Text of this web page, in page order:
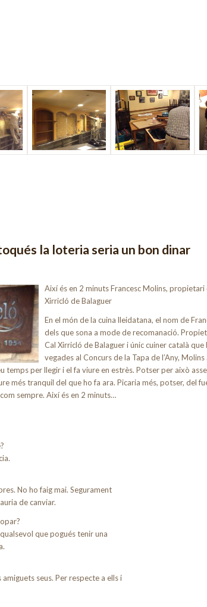
la loteria seria un bon dinar
Així és en 2 minuts Francesc Molins,
Xirricló de Balaguer
En el món de la cuina lleidatana, el nom de
dels que sona a mode de recomanació.
Cal Xirricló de Balaguer i únic cuiner català
vegades al Concurs de la Tapa de l’Any,
temps per llegir i el fa viure en estrès. Potser per això
més tranquil del que ho fa ara. Picaria més, potser, del
sempre. Així és en 2 minuts…
No ho faig mai. Segurament
de canviar.
que pogués tenir una
seus. Per respecte a ells i